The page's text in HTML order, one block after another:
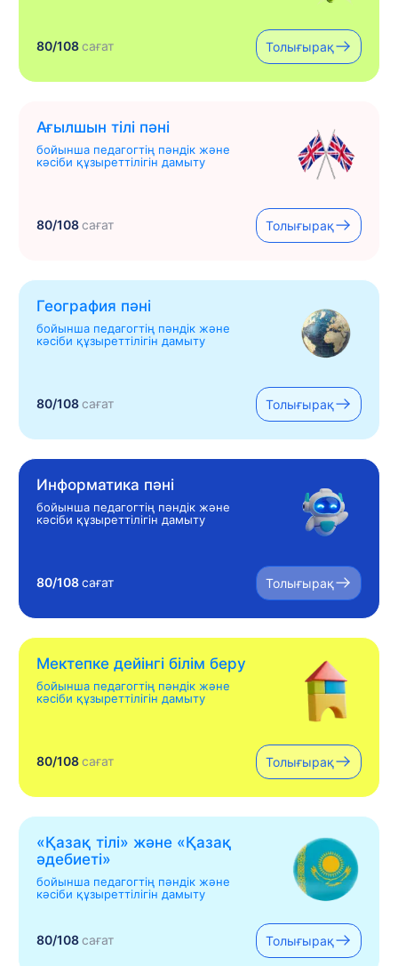
80/108сағат Толығырақ
Ағылшын тілі пәні
бойынша педагогтің пәндік және
кәсіби құзыреттілігін дамыту
80/108сағат Толығырақ
География пәні
бойынша педагогтің пәндік және
кәсіби құзыреттілігін дамыту
80/108сағат Толығырақ
Информатика пәні
бойынша педагогтің пәндік және
кәсіби құзыреттілігін дамыту
80/108сағат Толығырақ
Мектепке дейінгі білім беру
бойынша педагогтің пәндік және
кәсіби құзыреттілігін дамыту
80/108сағат Толығырақ
«Қазақ тілі» жəне «Қазақ
əдебиеті»
бойынша педагогтің пәндік және
кәсіби құзыреттілігін дамыту
80/108сағат Толығырақ